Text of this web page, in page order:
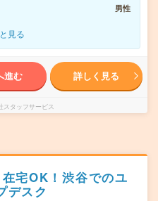
男性
見る
進む 詳しく見る
スタッフサービス
在宅OK！渋谷でのユ
デスク